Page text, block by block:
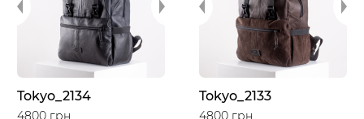
Tokyo_2134
4800 грн.
Tokyo_2133
4800 грн.